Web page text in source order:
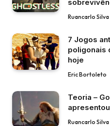
Ruancarlo Silva
7 Jogos
poligonais
hoje
Eric Bortoleto
Teoria –
Ruancarlo Silva